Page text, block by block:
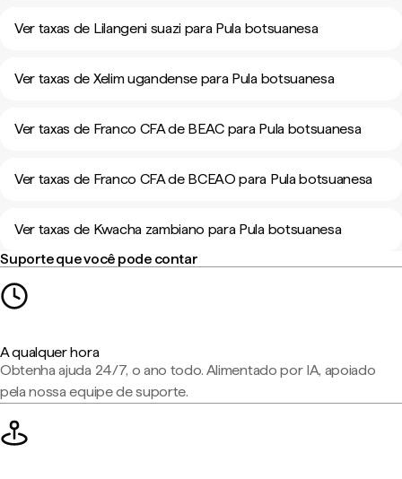
Ver taxas de Lilangeni suazi para Pula botsuanesa
Ver taxas de Xelim ugandense para Pula botsuanesa
Ver taxas de Franco CFA de BEAC para Pula botsuanesa
Ver taxas de Franco CFA de BCEAO para Pula botsuanesa
Ver taxas de Kwacha zambiano para Pula botsuanesa
Suporte que você pode contar
A qualquer hora
Obtenha ajuda 24/7, o ano todo. Alimentado por IA, apoiado
pela nossa equipe de suporte.